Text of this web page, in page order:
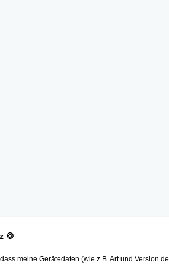
🍪
meine Gerätedaten (wie z.B. Art und Version